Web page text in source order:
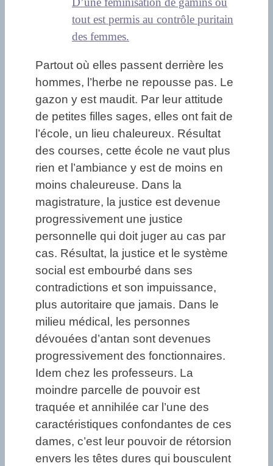
tout est permis au contrôle puritain
des femmes.
Partout où elles passent derrière les
hommes, l’herbe ne repousse pas. Le
gazon y est maudit. Par leur attitude
de petites filles sages, elles ont fait de
l’école, un lieu chaleureux. Résultat
des courses, cette école ne vaut plus
rien et l’ambiance y est de moins en
moins chaleureuse. Dans la
magistrature, la justice est devenue
progressivement une justice
personnelle qui doit juger au cas par
cas. Résultat, la justice et le système
social est embourbé dans ses
contradictions et son impuissance,
plus autoritaire que jamais. Dans le
milieu médical, les personnes
dévouées d’antan sont devenues
progressivement des fonctionnaires.
Idem chez les professeurs. La
moindre parcelle de pouvoir est
traquée et annihilée car l’une des
caractéristiques confondantes de ces
dames, c’est leur pouvoir de rétorsion
envers les têtes dures qui bousculent